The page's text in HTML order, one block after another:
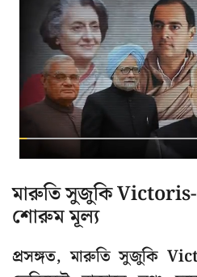
মারুতি সুজুকি Victoris-
শোরুম মূল্য
প্রসঙ্গত, মারুতি সুজুকি